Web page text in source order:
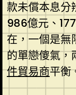
款未償本息分
986億元、
在，一個是無
的單戀傻氣，
件貿易商平衡